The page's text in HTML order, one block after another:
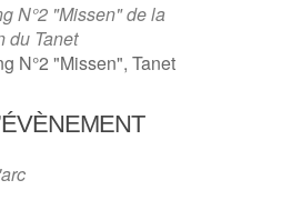
N°2 "Missen" de la
du Tanet
N°2 "Missen", Tanet